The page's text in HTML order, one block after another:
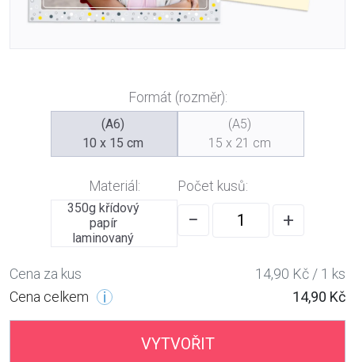
Formát (rozměr):
(A6)
10 x 15 cm
(A5)
15 x 21 cm
Materiál:
350g křídový
papír
laminovaný
Počet kusů:
− +
Cena za kus
14,90 Kč / 1 ks
Cena celkem
14,90 Kč
VYTVOŘIT